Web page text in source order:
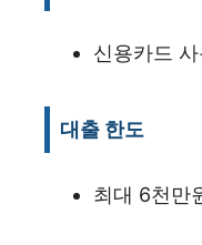
신용카드
대출 한도
최대 6천만